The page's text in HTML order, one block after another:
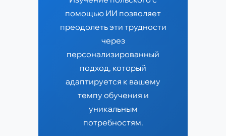
помощью ИИ позволяет
преодолеть эти трудности
через
персонализированный
подход, который
адаптируется к вашему
темпу обучения и
уникальным
потребностям.